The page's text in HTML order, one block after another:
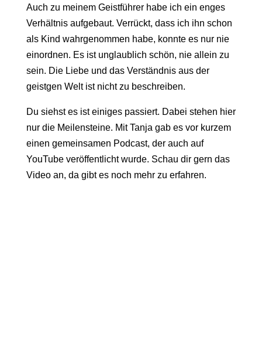
Auch zu meinem Geistführer habe ich ein enges
Verhältnis aufgebaut. Verrückt, dass ich ihn schon
als Kind wahrgenommen habe, konnte es nur nie
einordnen. Es ist unglaublich schön, nie allein zu
sein. Die Liebe und das Verständnis aus der
geistgen Welt ist nicht zu beschreiben.
Du siehst es ist einiges passiert. Dabei stehen hier
nur die Meilensteine. Mit Tanja gab es vor kurzem
einen gemeinsamen Podcast, der auch auf
YouTube veröffentlicht wurde. Schau dir gern das
Video an, da gibt es noch mehr zu erfahren.